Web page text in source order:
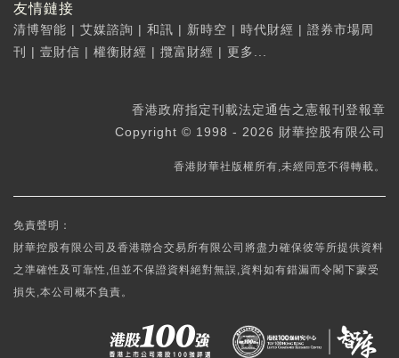
友情鏈接
清博智能 | 艾媒諮詢 | 和訊 | 新時空 | 時代財經 | 證券市場周
刊
| 壹財信 | 權衡財經 | 攬富財經 | 更多...
香港政府指定刊載法定通告之憲報刊登報章
Copyright © 1998 - 2026 財華控股有限公司
香港財華社版權所有,未經同意不得轉載。
免責聲明：
財華控股有限公司及香港聯合交易所有限公司將盡力確保彼等所提供資料
之準確性及可靠性,但並不保證資料絕對無誤,資料如有錯漏而令閣下蒙受
損失,本公司概不負責。